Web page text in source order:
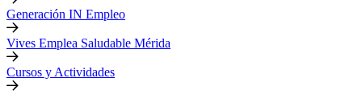
Generación IN Empleo
Vives Emplea Saludable Mérida
Cursos y Actividades